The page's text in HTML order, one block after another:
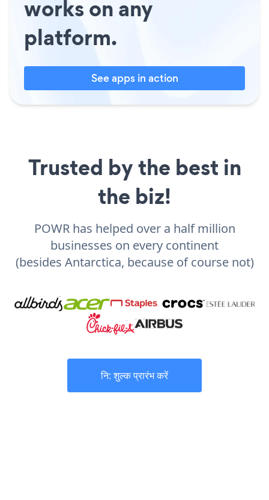
works on any
platform.
See apps in action
Trusted by the best in
the biz!
POWR has helped over a half million
businesses on every continent
(besides Antarctica, because of course not)
नि: शुल्क प्रारंभ करें